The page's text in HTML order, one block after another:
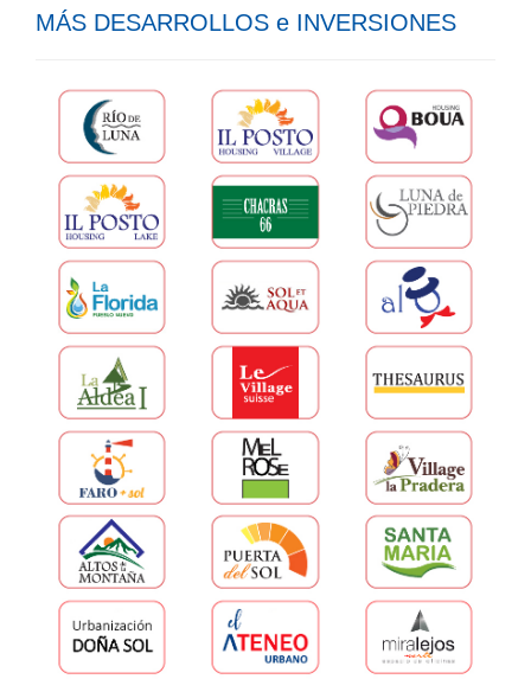
MÁS DESARROLLOS e INVERSIONES